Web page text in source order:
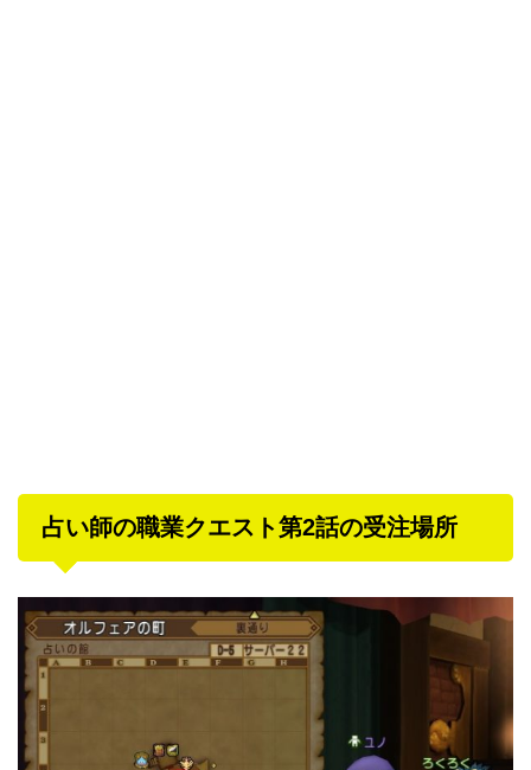
占い師の職業クエスト第2話の受注場所